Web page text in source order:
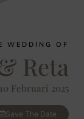
WEDDING OF
Reta
Februari 2025
Save The Date